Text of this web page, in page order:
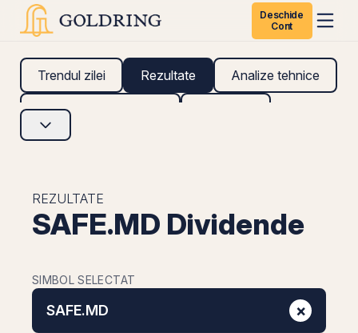
Deschide
Cont
Trendul zilei Rezultate Analize tehnice
Analize fundamentale
REZULTATE
SAFE.MD Dividende
SIMBOL SELECTAT
SAFE.MD ×